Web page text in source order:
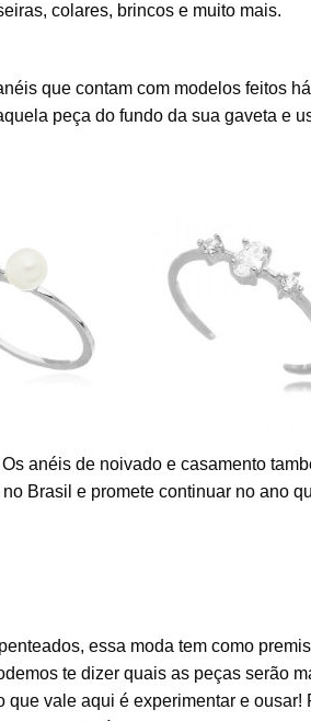
colares, brincos e muito mais.
que contam com modelos feitos há
peça do fundo da sua gaveta e
shell e
prata 925
Anel fininho ajustavel
skinny ring oval
anéis de noivado e casamento
Brasil e promete continuar no ano
essa moda tem como
te dizer quais as peças serão
que vale aqui é experimentar e ousar!